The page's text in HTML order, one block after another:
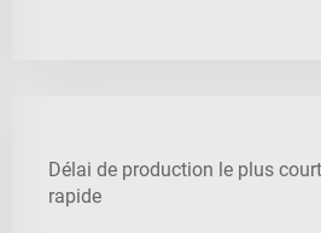
Délai de production le plus
rapide